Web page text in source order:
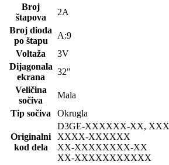
Broj
štapova
2A
Broj dioda
po štapu
A:9
Voltaža
3V
Dijagonala
ekrana
32"
Veličina
sočiva
Mala
Tip sočiva
Okrugla
Originalni
kod dela
D3GE-XXXXXX-XX,
XXXX-XXXXXX
XX-XXXXXXXX-XX
XX-XXXXXXXXXXX